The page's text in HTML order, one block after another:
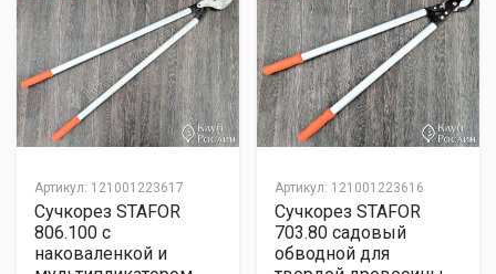
Артикул: 121001223617
Сучкорез STAFOR
806.100 с
наковаленкой и
Артикул: 121001223616
Сучкорез STAFOR
703.80 садовый
обводной для